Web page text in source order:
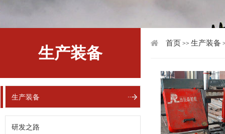
生产装备
生产装备
研发之路
首页 >> 生产装备